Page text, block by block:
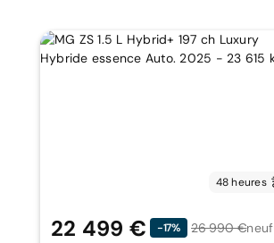
48 heures
22 499 € -17% 26 990 €neuf